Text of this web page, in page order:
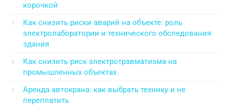
корочкой
Как снизить риски аварий на объекте: роль
электролаборатории и технического обследования
здания
Как снизить риск электротравматизма на
промышленных объектах
Аренда автокрана: как выбрать технику и не
переплатить